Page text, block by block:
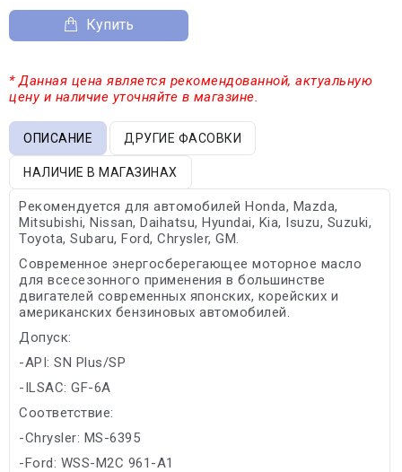
Купить
* Данная цена является рекомендованной, актуальную
цену и наличие уточняйте в магазине.
ОПИСАНИЕ ДРУГИЕ ФАСОВКИ
НАЛИЧИЕ В МАГАЗИНАХ
Рекомендуется для автомобилей Honda, Mazda,
Mitsubishi, Nissan, Daihatsu, Hyundai, Kia, Isuzu, Suzuki,
Toyota, Subaru, Ford, Chrysler, GM.
Современное энергосберегающее моторное масло
для всесезонного применения в большинстве
двигателей современных японских, корейских и
американских бензиновых автомобилей.
Допуск:
-API: SN Plus/SP
-ILSAC: GF-6A
Соответствие:
-Chrysler: MS-6395
-Ford: WSS-M2C 961-A1